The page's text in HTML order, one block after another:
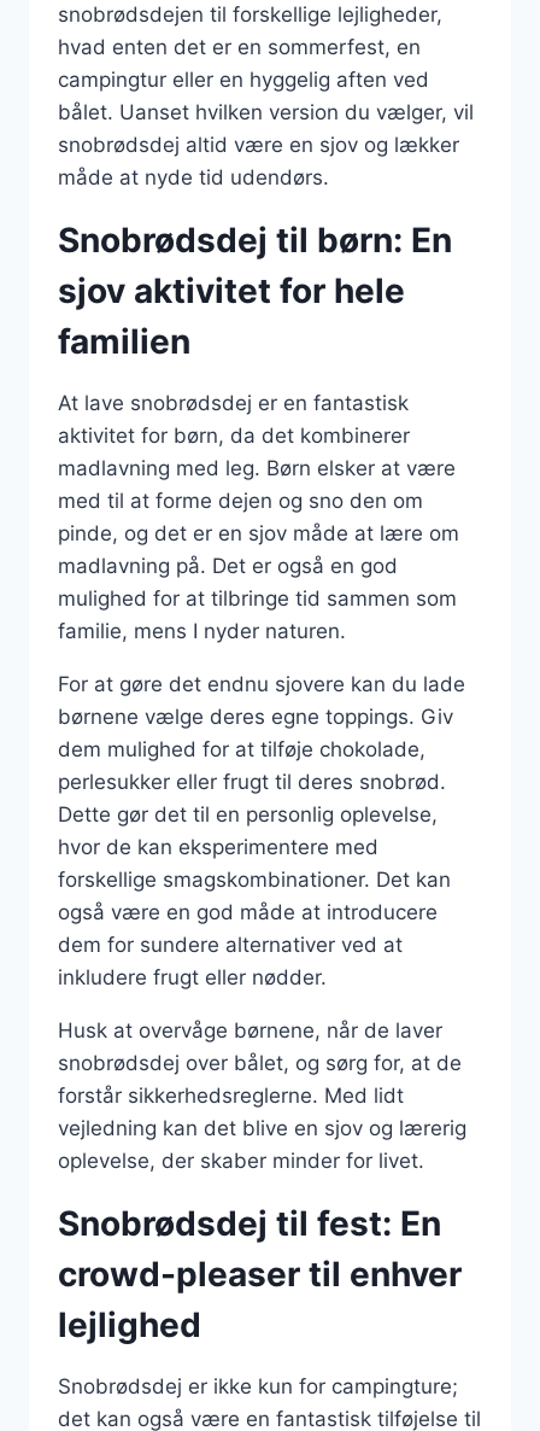
snobrødsdejen til forskellige lejligheder,
hvad enten det er en sommerfest, en
campingtur eller en hyggelig aften ved
bålet. Uanset hvilken version du vælger, vil
snobrødsdej altid være en sjov og lækker
måde at nyde tid udendørs.
Snobrødsdej til børn: En
sjov aktivitet for hele
familien
At lave snobrødsdej er en fantastisk
aktivitet for børn, da det kombinerer
madlavning med leg. Børn elsker at være
med til at forme dejen og sno den om
pinde, og det er en sjov måde at lære om
madlavning på. Det er også en god
mulighed for at tilbringe tid sammen som
familie, mens I nyder naturen.
For at gøre det endnu sjovere kan du lade
børnene vælge deres egne toppings. Giv
dem mulighed for at tilføje chokolade,
perlesukker eller frugt til deres snobrød.
Dette gør det til en personlig oplevelse,
hvor de kan eksperimentere med
forskellige smagskombinationer. Det kan
også være en god måde at introducere
dem for sundere alternativer ved at
inkludere frugt eller nødder.
Husk at overvåge børnene, når de laver
snobrødsdej over bålet, og sørg for, at de
forstår sikkerhedsreglerne. Med lidt
vejledning kan det blive en sjov og lærerig
oplevelse, der skaber minder for livet.
Snobrødsdej til fest: En
crowd-pleaser til enhver
lejlighed
Snobrødsdej er ikke kun for campingture;
det kan også være en fantastisk tilføjelse til